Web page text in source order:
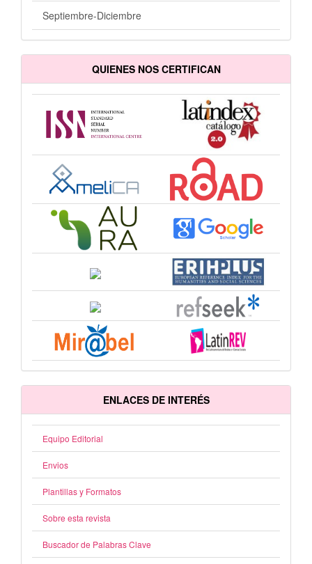
Septiembre-Diciembre
QUIENES NOS CERTIFICAN
ENLACES DE INTERÉS
Equipo Editorial
Envios
Plantillas y Formatos
Sobre esta revista
Buscador de Palabras Clave